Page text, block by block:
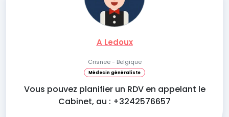
A Ledoux
Crisnee - Belgique
Médecin généraliste
Vous pouvez planifier un RDV en appelant le
Cabinet, au : +3242576657